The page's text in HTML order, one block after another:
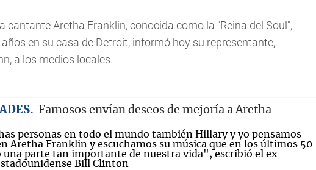
cantante Aretha Franklin, conocida como la "Reina del Soul",
en su casa de Detroit, informó hoy su representante,
a los medios locales.
Famosos envían deseos de mejoría a Aretha
personas en todo el mundo también Hillary y yo pensamos
Aretha Franklin y escuchamos su música que en los últimos 50
una parte tan importante de nuestra vida", escribió el ex
Bill Clinton